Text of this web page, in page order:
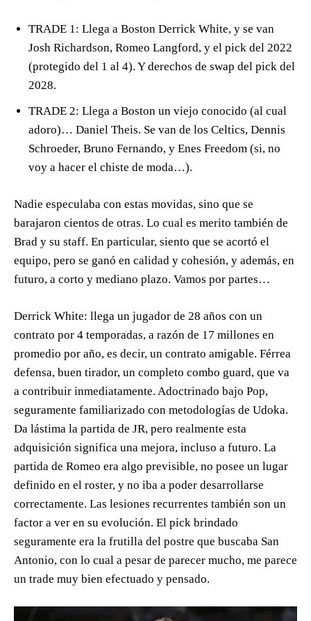
TRADE 1: Llega a Boston Derrick White, y se van
Josh Richardson, Romeo Langford, y el pick del 2022
(protegido del 1 al 4). Y derechos de swap del pick del
2028.
TRADE 2: Llega a Boston un viejo conocido (al cual
adoro)… Daniel Theis. Se van de los Celtics, Dennis
Schroeder, Bruno Fernando, y Enes Freedom (si, no
voy a hacer el chiste de moda…).
Nadie especulaba con estas movidas, sino que se
barajaron cientos de otras. Lo cual es merito también de
Brad y su staff. En particular, siento que se acortó el
equipo, pero se ganó en calidad y cohesión, y además, en
futuro, a corto y mediano plazo. Vamos por partes…
Derrick White: llega un jugador de 28 años con un
contrato por 4 temporadas, a razón de 17 millones en
promedio por año, es decir, un contrato amigable. Férrea
defensa, buen tirador, un completo combo guard, que va
a contribuir inmediatamente. Adoctrinado bajo Pop,
seguramente familiarizado con metodologías de Udoka.
Da lástima la partida de JR, pero realmente esta
adquisición significa una mejora, incluso a futuro. La
partida de Romeo era algo previsible, no posee un lugar
definido en el roster, y no iba a poder desarrollarse
correctamente. Las lesiones recurrentes también son un
factor a ver en su evolución. El pick brindado
seguramente era la frutilla del postre que buscaba San
Antonio, con lo cual a pesar de parecer mucho, me parece
un trade muy bien efectuado y pensado.